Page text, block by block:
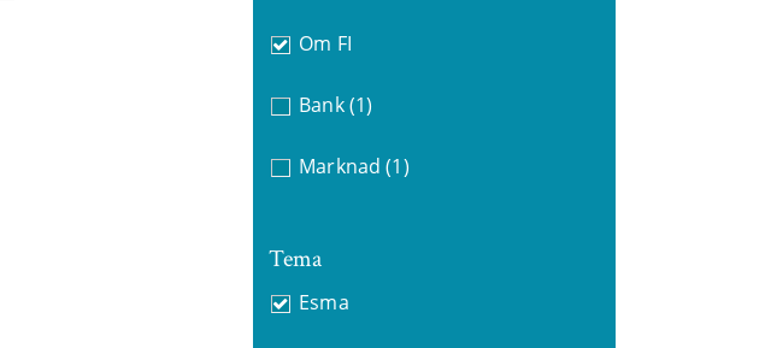
Om FI
Bank (1)
Marknad (1)
Tema
Esma